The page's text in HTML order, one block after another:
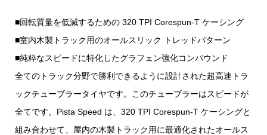
■回転質量を低減するための 320 TPI Corespun-T ケーシング
■室内木製トラック用のオールスリック トレッドパターン
■純粋なスピードに特化したグラフェン強化コンパウンド
全てのトラック分野で勝利できるように設計された超高速トラ
ックチューブラータイヤです。このチューブラーはスピードが
全てです。Pista Speed は、320 TPI Corespun-T ケーシングと
組み合わせて、屋内の木製トラック用に最適化されたオールス